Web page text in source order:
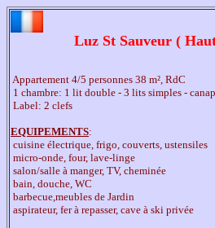
Luz St Sauveur (
Appartement 4/5 personnes 38 m², RdC
1 chambre: 1 lit double - 3 lits simples -
Label: 2 clefs
EQUIPEMENTS:
cuisine électrique, frigo, couverts, ustensiles
micro-onde, four, lave-linge
salon/salle à manger, TV, cheminée
bain, douche, WC
barbecue,meubles de Jardin
aspirateur, fer à repasser, cave à ski privée